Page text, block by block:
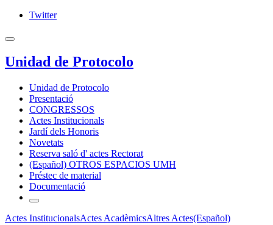
Twitter
Unidad de Protocolo
Unidad de Protocolo
Presentació
CONGRESSOS
Actes Institucionals
Jardí dels Honoris
Novetats
Reserva saló d' actes Rectorat
(Español) OTROS ESPACIOS UMH
Préstec de material
Documentació
Actes InstitucionalsActes AcadèmicsAltres Actes(Español)